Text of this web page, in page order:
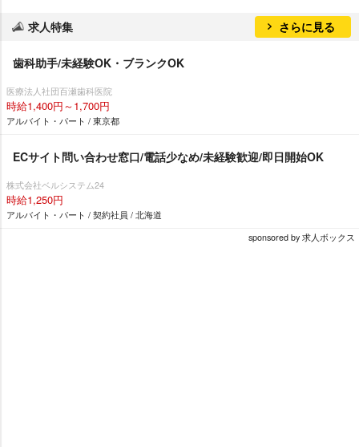
求人特集 さらに見る
歯科助手/未経験OK・ブランクOK
医療法人社団百瀬歯科医院
時給1,400円～1,700円
アルバイト・パート / 東京都
ECサイト問い合わせ窓口/電話少なめ/未経験歓迎/即日開始OK
株式会社ベルシステム24
時給1,250円
アルバイト・パート / 契約社員 / 北海道
sponsored by 求人ボックス